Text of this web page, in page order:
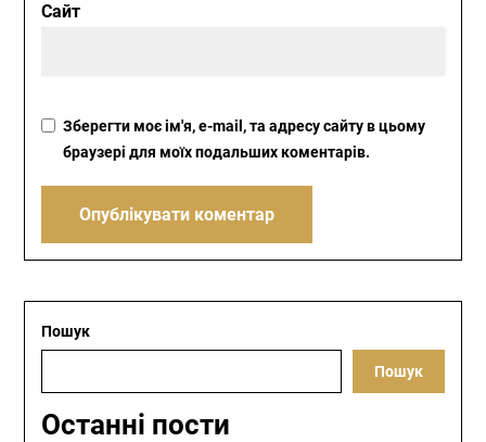
Сайт
Зберегти моє ім'я, e-mail, та адресу сайту в цьому
браузері для моїх подальших коментарів.
Пошук
Пошук
Останні пости